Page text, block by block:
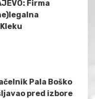
Firma
Pala Boško
pred izbore